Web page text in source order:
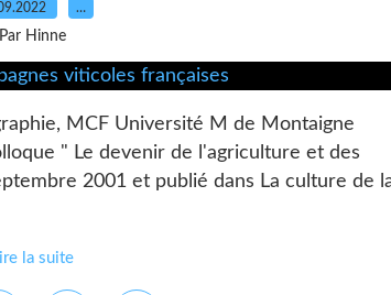
…
Hinne
MCF Université M de Montaigne
" Le devenir de l'agriculture et des
2001 et publié dans La culture de
la suite